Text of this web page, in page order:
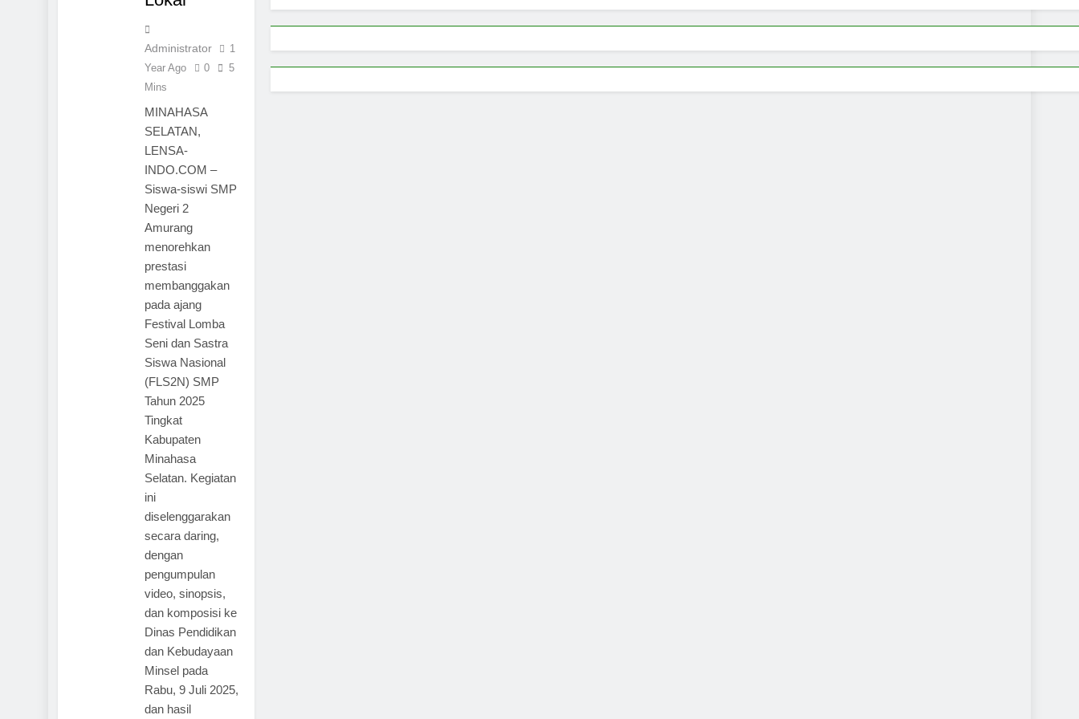
Administrator
1
Year Ago
0
5
Mins
MINAHASA
SELATAN,
LENSA-
INDO.COM –
Siswa-siswi SMP
Negeri 2
Amurang
menorehkan
prestasi
membanggakan
pada ajang
Festival Lomba
Seni dan Sastra
Siswa Nasional
(FLS2N) SMP
Tahun 2025
Tingkat
Kabupaten
Minahasa
Selatan. Kegiatan
ini
diselenggarakan
secara daring,
dengan
pengumpulan
video, sinopsis,
dan komposisi ke
Dinas Pendidikan
dan Kebudayaan
Minsel pada
Rabu, 9 Juli 2025,
dan hasil